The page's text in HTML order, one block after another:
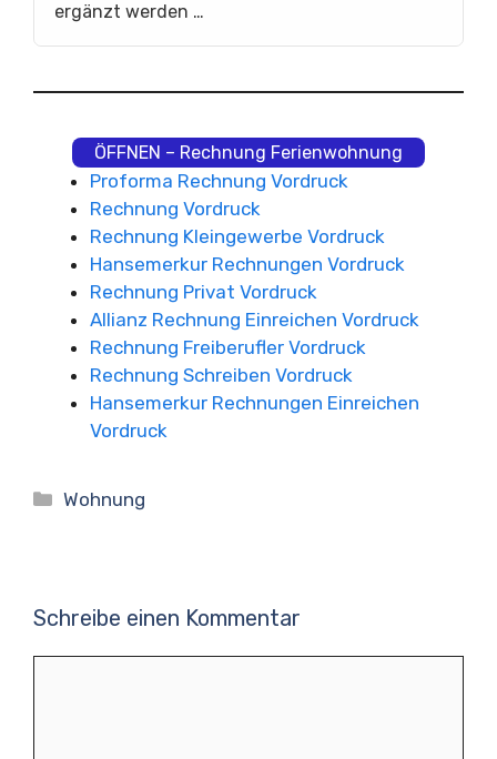
ergänzt werden …
ÖFFNEN – Rechnung Ferienwohnung
Proforma Rechnung Vordruck
Rechnung Vordruck
Rechnung Kleingewerbe Vordruck
Hansemerkur Rechnungen Vordruck
Rechnung Privat Vordruck
Allianz Rechnung Einreichen Vordruck
Rechnung Freiberufler Vordruck
Rechnung Schreiben Vordruck
Hansemerkur Rechnungen Einreichen
Vordruck
Kategorien
Wohnung
Schreibe einen Kommentar